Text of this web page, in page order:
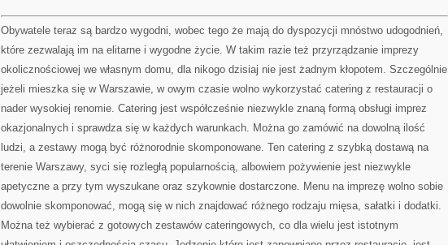
Obywatele teraz są bardzo wygodni, wobec tego że mają do dyspozycji mnóstwo udogodnień,
które zezwalają im na elitarne i wygodne życie. W takim razie też przyrządzanie imprezy
okolicznościowej we własnym domu, dla nikogo dzisiaj nie jest żadnym kłopotem. Szczególnie
jeżeli mieszka się w Warszawie, w owym czasie wolno wykorzystać catering z restauracji o
nader wysokiej renomie. Catering jest współcześnie niezwykle znaną formą obsługi imprez
okazjonalnych i sprawdza się w każdych warunkach. Można go zamówić na dowolną ilość
ludzi, a zestawy mogą być różnorodnie skomponowane. Ten catering z szybką dostawą na
terenie Warszawy, syci się rozległą popularnością, albowiem pożywienie jest niezwykle
apetyczne a przy tym wyszukane oraz szykownie dostarczone. Menu na imprezę wolno sobie
dowolnie skomponować, mogą się w nich znajdować różnego rodzaju mięsa, sałatki i dodatki.
Można też wybierać z gotowych zestawów cateringowych, co dla wielu jest istotnym